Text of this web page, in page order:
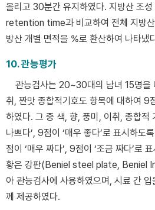
올리고 30분간 유지하였다. 지방산 조성
retention time과 비교하여 전체 지방산
방산 개별 면적을 %로 환산하여 나타냈
10. 관능평가
관능검사는 20~30대의 남녀 15명을
취, 짠맛 종합적기호도 항목에 대하여 9
하였다. 그 중 색, 향, 풍미, 이취, 종합적
나쁘다’, 9점이 ‘매우 좋다’로 표시하도
점이 ‘매우 짜다’, 9점이 ‘조금 짜다’로
황은 강판(Beniel steel plate, Beniel
아 관능검사에 사용하였으며, 시료 간
께 제공하였다.